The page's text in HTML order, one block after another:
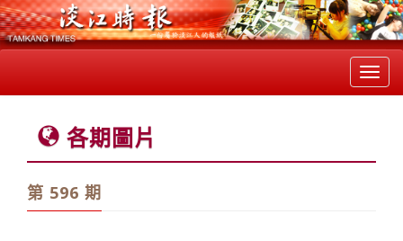
各期圖片
第 596 期